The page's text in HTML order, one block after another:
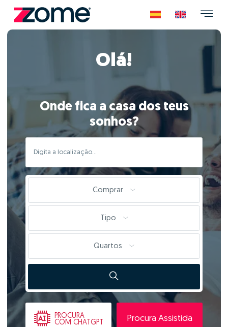
Olá!
Onde fica a casa dos teus
sonhos?
Comprar
Tipo
Quartos
PROCURA
COM CHATGPT
Procura Assistida